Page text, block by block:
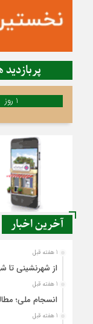
پربازدید
1 روز
آخرین اخبار
1 هفته قبل
از شهرنشینی تا
1 هفته قبل
انسجام ملی؛
1 هفته قبل